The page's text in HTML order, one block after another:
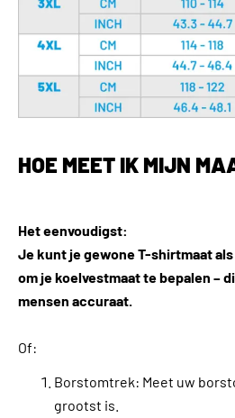
HOE MEET IK MIJN
Het eenvoudigst:
Je kunt je gewone T-shirtmaat
om je koelvestmaat te bepalen –
mensen accuraat.
Of:
Borstomtrek: Meet uw
grootst is.